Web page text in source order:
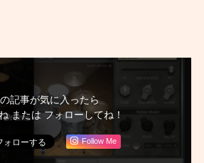
記事が気に入ったら
または フォローしてね！
Follow Me